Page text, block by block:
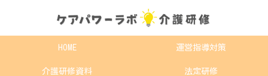
HOME 運営指導対策
介護研修資料 法定研修